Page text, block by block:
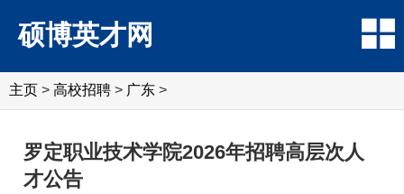
硕博英才网
主页 > 高校招聘 > 广东 >
罗定职业技术学院2026年招聘高层次人
才公告